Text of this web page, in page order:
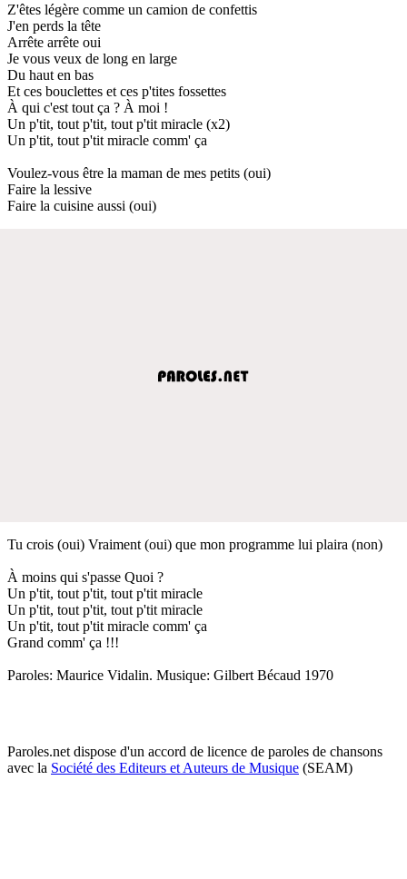
Z'êtes légère comme un camion de confettis
J'en perds la tête
Arrête arrête oui
Je vous veux de long en large
Du haut en bas
Et ces bouclettes et ces p'tites fossettes
À qui c'est tout ça ? À moi !
Un p'tit, tout p'tit, tout p'tit miracle (x2)
Un p'tit, tout p'tit miracle comm' ça
Voulez-vous être la maman de mes petits (oui)
Faire la lessive
Faire la cuisine aussi (oui)
Tu crois (oui) Vraiment (oui) que mon programme lui plaira (non)
À moins qui s'passe Quoi ?
Un p'tit, tout p'tit, tout p'tit miracle
Un p'tit, tout p'tit, tout p'tit miracle
Un p'tit, tout p'tit miracle comm' ça
Grand comm' ça !!!
Paroles: Maurice Vidalin. Musique: Gilbert Bécaud 1970
Paroles.net dispose d'un accord de licence de paroles de chansons
avec la Société des Editeurs et Auteurs de Musique (SEAM)